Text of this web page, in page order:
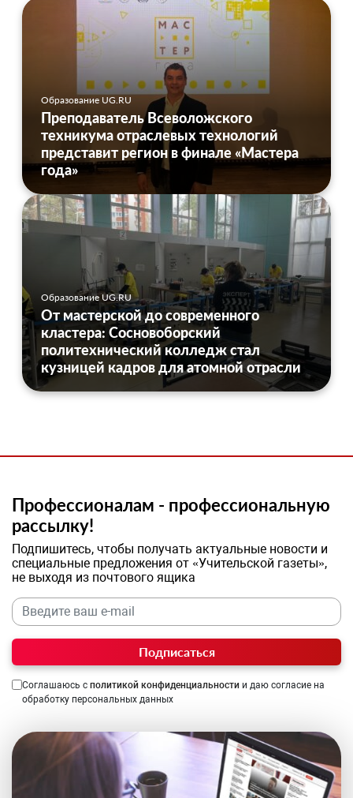
Образование UG.RU
Преподаватель Всеволожского
техникума отраслевых технологий
представит регион в финале «Мастера
года»
Образование UG.RU
От мастерской до современного
кластера: Сосновоборский
политехнический колледж стал
кузницей кадров для атомной отрасли
Профессионалам - профессиональную
рассылку!
Подпишитесь, чтобы получать актуальные новости и
специальные предложения от «Учительской газеты»,
не выходя из почтового ящика
Подписаться
Соглашаюсь с политикой конфиденциальности и даю согласие на
обработку персональных данных